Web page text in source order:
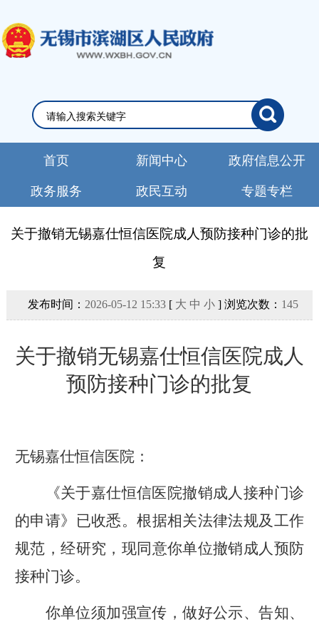
首页 新闻中心 政府信息公开
政务服务 政民互动 专题专栏
关于撤销无锡嘉仕恒信医院成人预防接种门诊的批
复
发布时间： 2026-05-12 15:33[ 大 中 小] 浏览次数： 145
关于撤销无锡嘉仕恒信医院成人
预防接种门诊的批复
无锡嘉仕恒信医院：
《关于嘉仕恒信医院撤销成人接种门诊
的申请》 已收悉。根据相关法律法规及工作
规范，经研究， 现同意你单位撤销成人预防
接种门诊。
你单位须加强宣传，做好公示、告知、